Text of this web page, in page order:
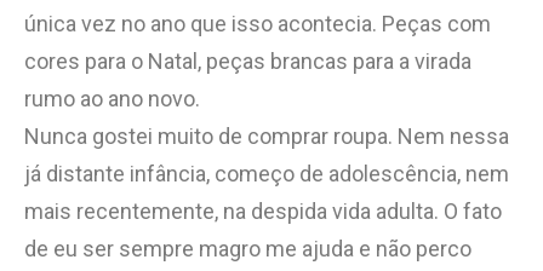
única vez no ano que isso acontecia. Peças com
cores para o Natal, peças brancas para a virada
rumo ao ano novo.
Nunca gostei muito de comprar roupa. Nem nessa
já distante infância, começo de adolescência, nem
mais recentemente, na despida vida adulta. O fato
de eu ser sempre magro me ajuda e não perco